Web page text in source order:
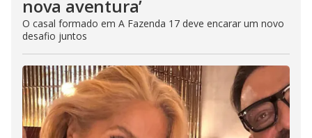
nova aventura’
O casal formado em A Fazenda 17 deve encarar um novo
desafio juntos